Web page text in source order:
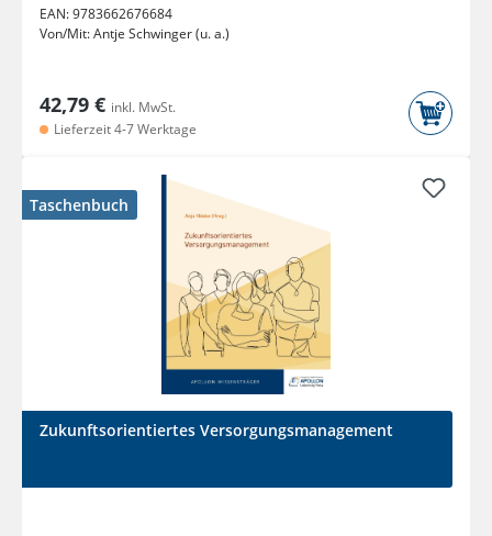
EAN:9783662676684
Von/Mit:Antje Schwinger (u. a.)
42,79 € inkl. MwSt.
Lieferzeit 4-7 Werktage
Taschenbuch
Zukunftsorientiertes Versorgungsmanagement